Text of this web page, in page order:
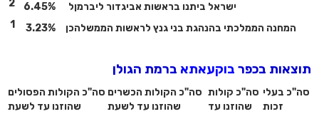
ישראל ביתנו בראשות אביגדור ליברמןל 6.45%
המחנה הממלכתי בהנהגת בני גנץ לראשות הממשלהכן 3.23%
תוצאות בכפרבוקעאתאברמת הגולן
סה"כ בעלי
זכות
סה"כ קולות
שהוזנו עד
סה"כ הקולות הכשרים
שהוזנו עד לשעת
סה"כ הקולות הפסולים
שהוזנו עד לשעת